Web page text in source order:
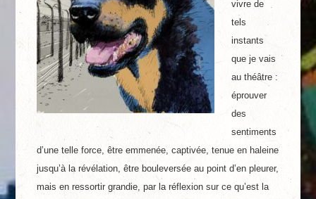
vivre de
tels
instants
que je vais
au théâtre :
éprouver
des
sentiments
d’une telle force, être emmenée, captivée, tenue en haleine
jusqu’à la révélation, être bouleversée au point d’en pleurer,
mais en ressortir grandie, par la réflexion sur ce qu’est la